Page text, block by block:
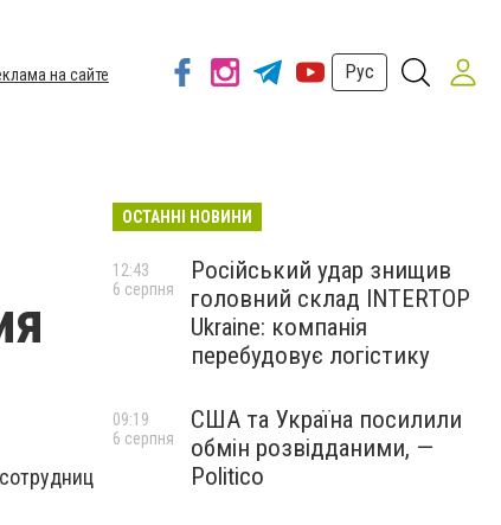
на сайте
Рус
ОСТАННІ НОВИНИ
Російський удар знищив
головний склад INTERTOP
Ukraine: компанія
перебудовує логістику
12:43
6 серпня
США та Україна посилили
обмін розвідданими, —
Politico
09:19
6 серпня